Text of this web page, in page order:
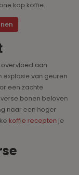
kop koffie.
aan
explosie van geuren
een zachte
bonen beloven
naar een hoger
koffie recepten je